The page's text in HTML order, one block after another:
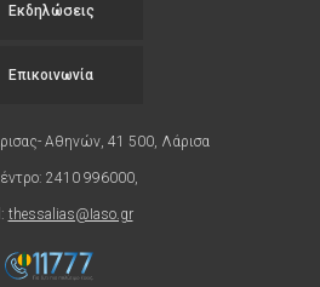
Εκδηλώσεις
Αθηνών, 41 500, Λάρισα
2410 996000,
thessalias@Iaso.gr
Επικοινωνία